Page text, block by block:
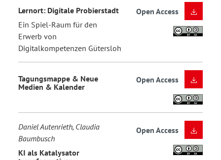
Lernort: Digitale Probierstadt
Ein Spiel-Raum für den
Erwerb von
Digitalkompetenzen Gütersloh
Open Access
Tagungsmappe & Neue
Medien & Kalender
Open Access
Daniel Autenrieth, Claudia
Baumbusch
KI als Katalysator
Open Access